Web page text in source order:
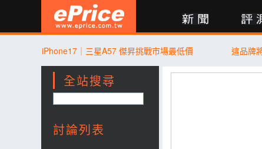
評測 討論 產品 買賣 登入
iPhone17｜三星A57 傑昇挑戰市場最低價 這品牌
全站搜尋
討論列表